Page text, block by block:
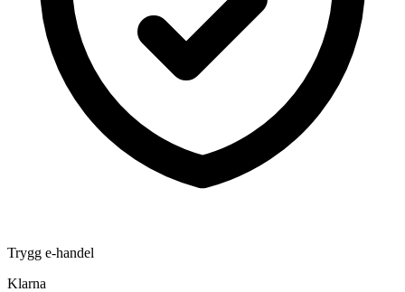
Trygg e-handel
Klarna